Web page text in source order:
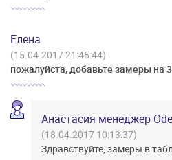
Елена
(15.04.2017 21:45:44)
пожалуйста, добавьте замеры на
Анастасия менеджер
(18.04.2017 10:13:37)
Здравствуйте, замеры в